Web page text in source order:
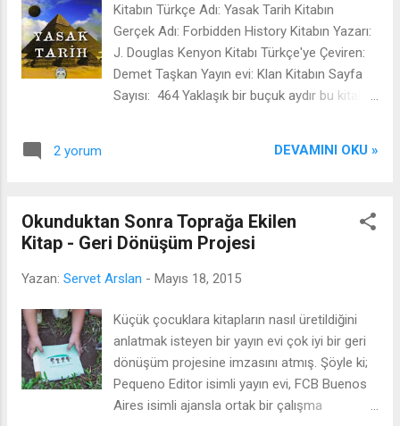
paylaşımları yapmam sonucunda eğer bir kişi
daha kitabını anlayarak okuyacaksa varsın
uğraşayım. Hem sonucunda bende bir şeyler
öğrenmiş olmayacak mıyım? Yasak Tarih
isimli kitapta geçen bilmediğimiz kelimeler ve
içeren bilim dalıyla ilgilenen bilim insanı. Ark...
Kitabın Türkçe Adı: Yasak Tarih Kitabın
Gerçek Adı: Forbidden History Kitabın Yazarı:
J. Douglas Kenyon Kitabı Türkçe'ye Çeviren:
Demet Taşkan Yayın evi: Klan Kitabın Sayfa
Sayısı: 464 Yaklaşık bir buçuk aydır bu kitabı
kişi olarak bu kitabı okurken sıkılacağımı hiç
olacak ki kitabı bir türlü bitiremedim. Sanırsın
ki kitaba kara büyü gibi bir şey yapılmış. Her
sonra oldu. Not: Kitabı bitirebilmem için şu
olduğu için "kitabı aldığım günden bugüne
kadar neler yaşamışım" diye kısaca bir göz
gezdireceğim, bir yandan da şu ana kadar
neler okuduğumu sizler ile paylaşacağım.
Günlerden bir gün ben yine blogumla uğraşır
2 yorum DEVAMINI OKU »
Okunduktan Sonra Toprağa Ekilen
Kitap - Geri Dönüşüm Projesi
Yazan: Servet Arslan - Mayıs 18, 2015
Küçük çocuklara kitapların nasıl üretildiğini
anlatmak isteyen bir yayın evi çok iyi bir geri
dönüşüm projesine imzasını atmış. Şöyle ki;
Pequeno Editor isimli yayın evi, FCB Buenos
Aires isimli ajansla ortak bir çalışma